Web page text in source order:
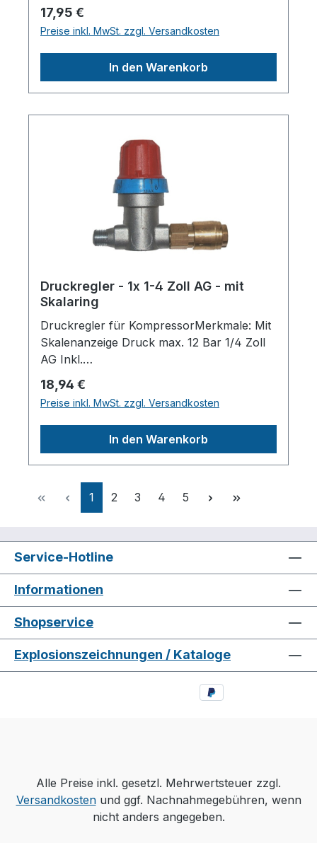
DruckeinstellungHerstellerpro)SALES
GmbH, AEROTEC
KompressorenFerdinand-Porsche-Str. 16,
63500 Seligenstadt,
Regulärer Preis:
17,95 €
Preise inkl. MwSt. zzgl. Versandkosten
In den Warenkorb
Druckregler - 1x 1-4 Zoll AG - mit
Skalaring
Druckregler für KompressorMerkmale: Mit
Skalenanzeige Druck max. 12 Bar 1/4 Zoll
AG Inkl.
GmbH, AEROTEC
KompressorenFerdinand-Porsche-Str. 16,
63500 Seligenstadt,
Deutschlandinfo@aerotec.info
Regulärer Preis:
18,94 €
Preise inkl. MwSt. zzgl. Versandkosten
In den Warenkorb
Seite
1 Seite
2 Seite
3 Seite
4 Seite
5
Service-Hotline
Informationen
Shopservice
Explosionszeichnungen / Kataloge
Alle Preise inkl. gesetzl. Mehrwertsteuer zzgl.
Versandkostenund ggf. Nachnahmegebühren, wenn
nicht anders angegeben.